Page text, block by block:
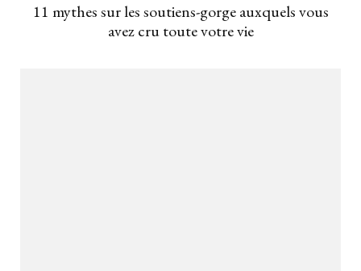
11 mythes sur les soutiens-gorge auxquels vous
avez cru toute votre vie